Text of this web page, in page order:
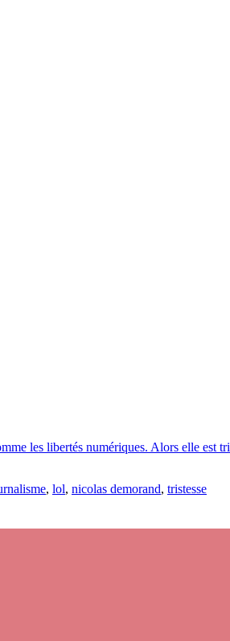
les libertés numériques. Alors elle est
, lol, nicolas demorand, tristesse